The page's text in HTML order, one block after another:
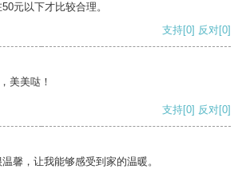
元以下才比较合理。
支持[0] 反对[0]
美美哒！
支持[0] 反对[0]
馨，让我能够感受到家的温暖。